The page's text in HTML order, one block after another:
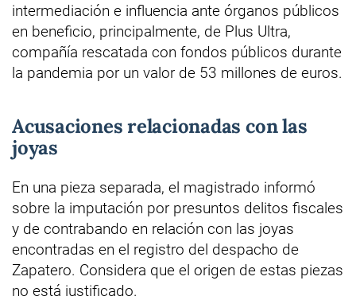
intermediación e influencia ante órganos públicos
en beneficio, principalmente, de Plus Ultra,
compañía rescatada con fondos públicos durante
la pandemia por un valor de 53 millones de euros.
Acusaciones relacionadas con las
joyas
En una pieza separada, el magistrado informó
sobre la imputación por presuntos delitos fiscales
y de contrabando en relación con las joyas
encontradas en el registro del despacho de
Zapatero. Considera que el origen de estas piezas
no está justificado.